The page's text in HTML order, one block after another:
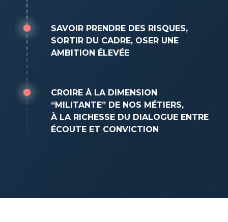
SAVOIR PRENDRE DES RISQUES,
SORTIR DU CADRE, OSER UNE
AMBITION ÉLEVÉE
CROIRE À LA DIMENSION
“MILITANTE” DE NOS MÉTIERS,
À LA RICHESSE DU DIALOGUE ENTRE
ÉCOUTE ET CONVICTION